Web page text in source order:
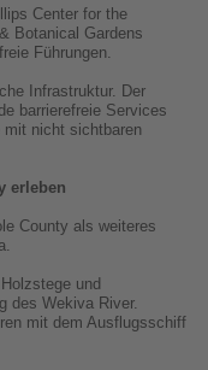
Center for the
Botanical Gardens
Führungen.
Infrastruktur. Der
barrierefreie Services
mit nicht sichtbaren
erleben
County als weiteres
und
des Wekiva River.
mit dem Ausflugsschiff